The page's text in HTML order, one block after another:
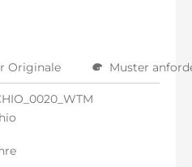
Originale Muster